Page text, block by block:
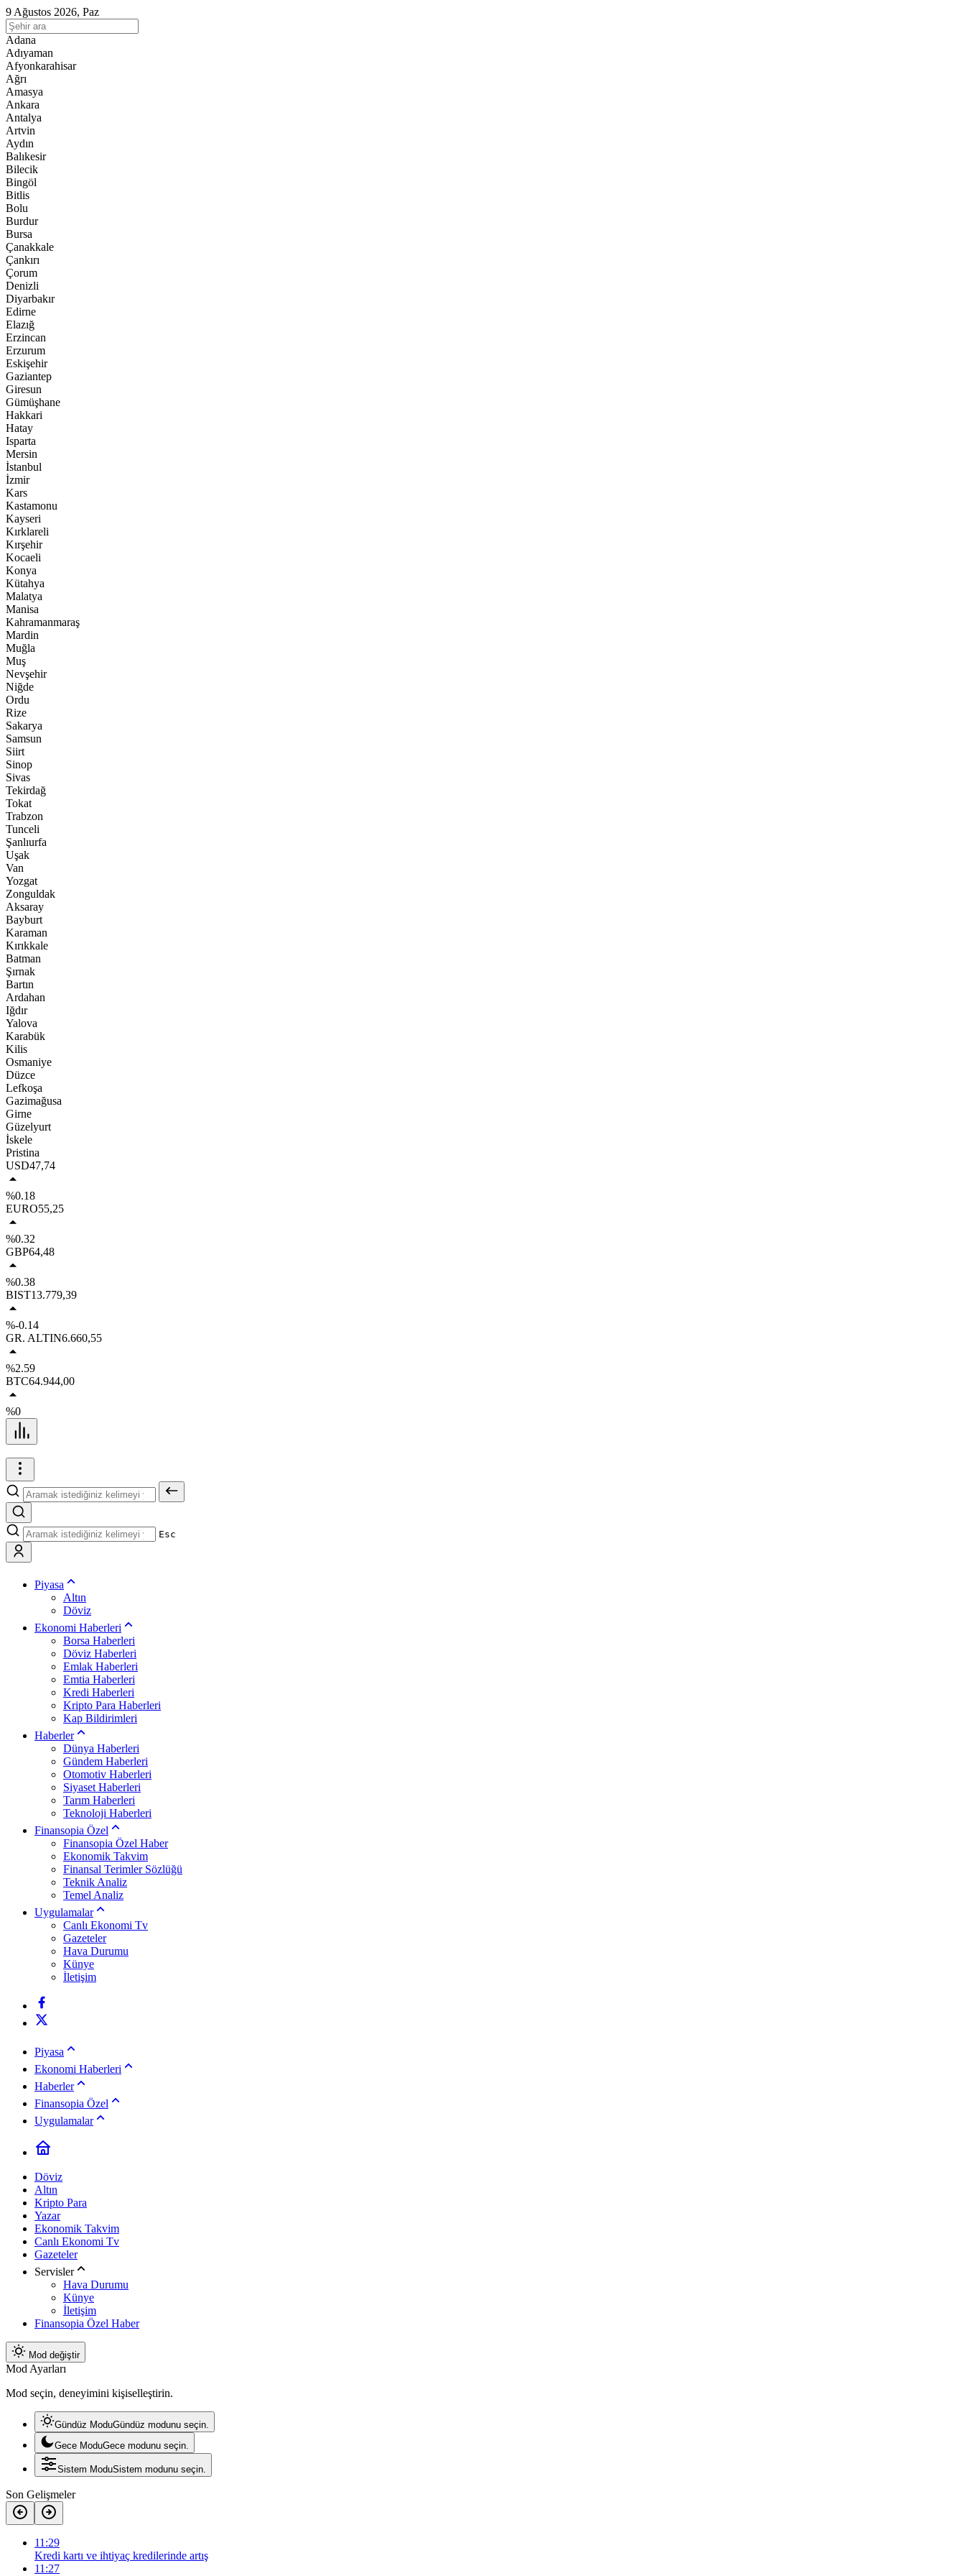
9 Ağustos 2026, Paz
Adana
Adıyaman
Afyonkarahisar
Ağrı
Amasya
Ankara
Antalya
Artvin
Aydın
Balıkesir
Bilecik
Bingöl
Bitlis
Bolu
Burdur
Bursa
Çanakkale
Çankırı
Çorum
Denizli
Diyarbakır
Edirne
Elazığ
Erzincan
Erzurum
Eskişehir
Gaziantep
Giresun
Gümüşhane
Hakkari
Hatay
Isparta
Mersin
İstanbul
İzmir
Kars
Kastamonu
Kayseri
Kırklareli
Kırşehir
Kocaeli
Konya
Kütahya
Malatya
Manisa
Kahramanmaraş
Mardin
Muğla
Muş
Nevşehir
Niğde
Ordu
Rize
Sakarya
Samsun
Siirt
Sinop
Sivas
Tekirdağ
Tokat
Trabzon
Tunceli
Şanlıurfa
Uşak
Van
Yozgat
Zonguldak
Aksaray
Bayburt
Karaman
Kırıkkale
Batman
Şırnak
Bartın
Ardahan
Iğdır
Yalova
Karabük
Kilis
Osmaniye
Düzce
Lefkoşa
Gazimağusa
Girne
Güzelyurt
İskele
Pristina
USD47,74
%0.18
EURO55,25
%0.32
GBP64,48
%0.38
BIST13.779,39
%-0.14
GR. ALTIN6.660,55
%2.59
BTC64.944,00
%0
Esc
Piyasa
Altın
Döviz
Ekonomi Haberleri
Borsa Haberleri
Döviz Haberleri
Emlak Haberleri
Emtia Haberleri
Kredi Haberleri
Kripto Para Haberleri
Kap Bildirimleri
Haberler
Dünya Haberleri
Gündem Haberleri
Otomotiv Haberleri
Siyaset Haberleri
Tarım Haberleri
Teknoloji Haberleri
Finansopia Özel
Finansopia Özel Haber
Ekonomik Takvim
Finansal Terimler Sözlüğü
Teknik Analiz
Temel Analiz
Uygulamalar
Canlı Ekonomi Tv
Gazeteler
Hava Durumu
Künye
İletişim
Piyasa
Ekonomi Haberleri
Haberler
Finansopia Özel
Uygulamalar
Döviz
Altın
Kripto Para
Yazar
Ekonomik Takvim
Canlı Ekonomi Tv
Gazeteler
Servisler
Hava Durumu
Künye
İletişim
Finansopia Özel Haber
Mod değiştir
Mod Ayarları
Mod seçin, deneyimini kişiselleştirin.
Gündüz ModuGündüz modunu seçin.
Gece ModuGece modunu seçin.
Sistem ModuSistem modunu seçin.
Son Gelişmeler
11:29
Kredi kartı ve ihtiyaç kredilerinde artış
11:27